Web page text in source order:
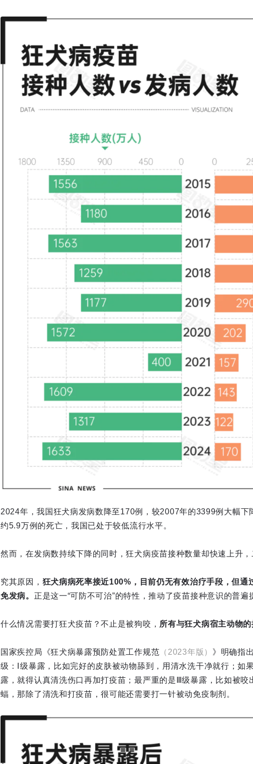
2024年，我国狂犬病发病数降至170例，较2007年的3399例大幅下
约5.9万例的死亡，我国已处于较低流行水平。
然而，在发病数持续下降的同时，狂犬病疫苗接种数量却快速上升，
究其原因， 狂犬病病死率接近100%，目前仍无有效治疗手段，但
免发病。 正是这一“可防不可治”的特性，推动了疫苗接种意识的普遍
什么情况需要打狂犬疫苗？不止是被狗咬， 所有与狂犬病宿主动物
国家疾控局《狂犬病暴露预防处置工作规范 （2023年版） 》明确指
级：Ⅰ级暴露，比如完好的皮肤被动物舔到，用清水洗干净就行；如
露，就得认真清洗伤口再加打疫苗；最严重的是Ⅲ级暴露，比如被咬
蝠，那除了清洗和打疫苗，很可能还需要打一针被动免疫制剂。